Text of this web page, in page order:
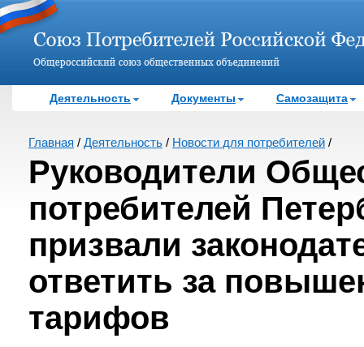
Деятельность Документы Самозащита
Главная / Деятельность / Новости для потребителей /
Руководители
потребителей
призвали
ответить за
тарифов